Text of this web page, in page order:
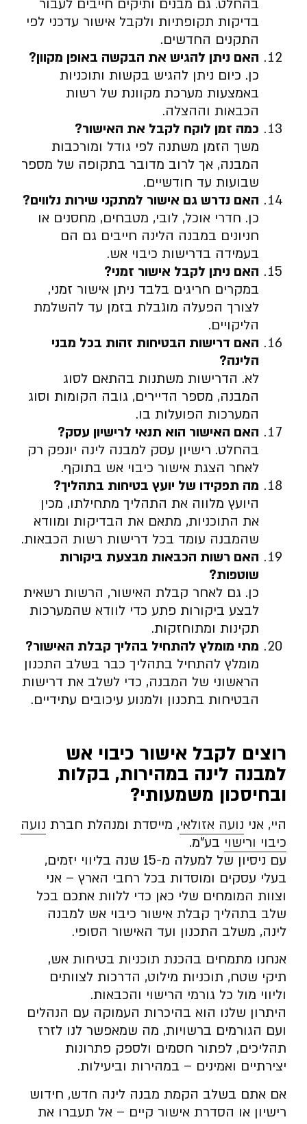
בהחלט. גם מבנים ותיקים חייבים לעבור
בדיקות תקופתיות ולקבל אישור עדכני לפי
התקנים החדשים.
האם ניתן להגיש את הבקשה באופן מקוון?
כן. כיום ניתן להגיש בקשות ותוכניות
באמצעות מערכת מקוונת של רשות
הכבאות וההצלה.
כמה זמן לוקח לקבל את האישור?
משך הזמן משתנה לפי גודל ומורכבות
המבנה, אך לרוב מדובר בתקופה של מספר
שבועות עד חודשיים.
האם נדרש גם אישור למתקני שירות נלווים?
כן. חדרי אוכל, לובי, מטבחים, מחסנים או
חניונים במבנה הלינה חייבים גם הם
בעמידה בדרישות כיבוי אש.
האם ניתן לקבל אישור זמני?
במקרים חריגים בלבד ניתן אישור זמני,
לצורך הפעלה מוגבלת בזמן עד להשלמת
הליקויים.
האם דרישות הבטיחות זהות בכל מבני
הלינה?
לא. הדרישות משתנות בהתאם לסוג
המבנה, מספר הדיירים, גובה הקומות וסוג
המערכות הפועלות בו.
האם האישור הוא תנאי לרישיון עסק?
בהחלט. רישיון עסק למבנה לינה יונפק רק
לאחר הצגת אישור כיבוי אש בתוקף.
מה תפקידו של יועץ בטיחות בתהליך?
היועץ מלווה את התהליך מתחילתו, מכין
את התוכניות, מתאם את הבדיקות ומוודא
שהמבנה עומד בכל דרישות רשות הכבאות.
האם רשות הכבאות מבצעת ביקורות
שוטפות?
כן. גם לאחר קבלת האישור, הרשות רשאית
לבצע ביקורות פתע כדי לוודא שהמערכות
תקינות ומתוחזקות.
מתי מומלץ להתחיל בהליך קבלת האישור?
מומלץ להתחיל בתהליך כבר בשלב התכנון
הראשוני של המבנה, כדי לשלב את דרישות
הבטיחות בתכנון ולמנוע עיכובים עתידיים.
רוצים לקבל אישור כיבוי אש
למבנה לינה במהירות, בקלות
ובחיסכון משמעותי?
היי, אני נועה אזולאי, מייסדת ומנהלת חברת נועה
כיבוי ורישוי בע”מ.
עם ניסיון של למעלה מ-15 שנה בליווי יזמים,
בעלי עסקים ומוסדות בכל רחבי הארץ – אני
וצוות המומחים שלי כאן כדי ללוות אתכם בכל
שלב בתהליך קבלת אישור כיבוי אש למבנה
לינה, משלב התכנון ועד האישור הסופי.
אנחנו מתמחים בהכנת תוכניות בטיחות אש,
תיקי שטח, תוכניות מילוט, הדרכות לצוותים
וליווי מול כל גורמי הרישוי והכבאות.
היתרון שלנו הוא בהיכרות העמוקה עם הנהלים
ועם הגורמים ברשויות, מה שמאפשר לנו לזרז
תהליכים, לפתור חסמים ולספק פתרונות
יצירתיים ואמינים – במהירות וביעילות.
אם אתם בשלב הקמת מבנה לינה חדש, חידוש
רישיון או הסדרת אישור קיים – אל תעברו את